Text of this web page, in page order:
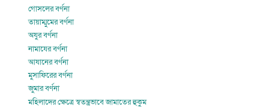
গোসলের বর্ণনা
তায়াম্মুমের বর্ণনা
অযুর বর্ণনা
নামাযের বর্ণনা
আযানের বর্ণনা
মুসাফিরের বর্ণনা
জুমার বর্ণনা
মহিলাদের ক্ষেত্রে স্বতন্ত্রভাবে জামাতের হুকুম